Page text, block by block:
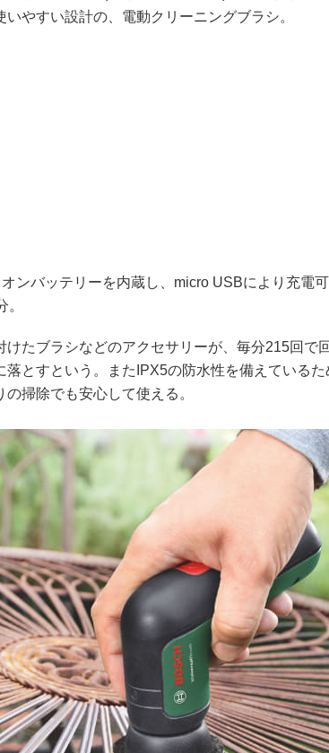
やすい設計の、電動クリーニングブラシ。
ンバッテリーを内蔵し、micro USBにより充電
たブラシなどのアクセサリーが、毎分215回で回
落とすという。またIPX5の防水性を備えているた
掃除でも安心して使える。